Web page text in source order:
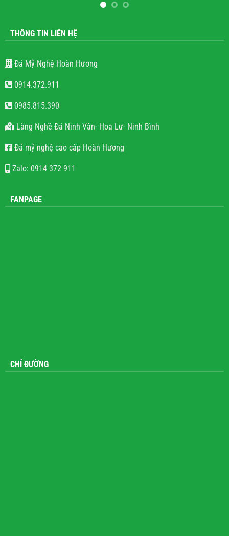
THÔNG TIN LIÊN HỆ
Đá Mỹ Nghệ Hoàn Hương
0914.372.911
0985.815.390
Làng Nghề Đá Ninh Vân- Hoa Lư- Ninh Bình
Đá mỹ nghệ cao cấp Hoàn Hương
Zalo: 0914 372 911
FANPAGE
CHỈ ĐƯỜNG